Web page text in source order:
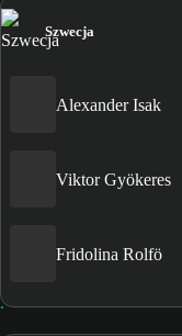
Szwecja
Alexander Isak
Viktor Gyökeres
Fridolina Rolfö